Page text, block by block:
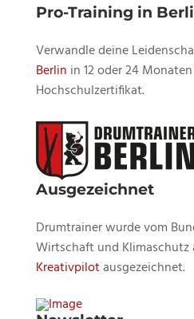
Pro-Training in
Verwandle deine
Berlin in 12 oder 24
Hochschulzertifikat.
Ausgezeichnet
Drumtrainer wurde vom
Wirtschaft und Klimaschutz
Kreativpilotausgezeichnet.